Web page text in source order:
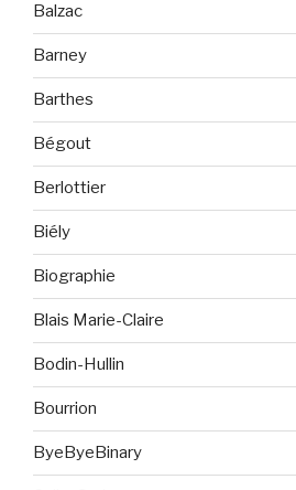
Balzac
Barney
Barthes
Bégout
Berlottier
Biély
Biographie
Blais Marie-Claire
Bodin-Hullin
Bourrion
ByeByeBinary